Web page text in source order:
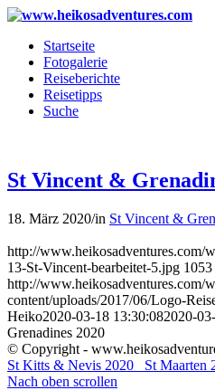
Startseite
Fotogalerie
Reiseberichte
Reisetipps
Suche
St Vincent &
18. März 2020/in St Vincent &
http://www.heikosadventures.com/
13-St-Vincent-bearbeitet-5.jpg 1053
http://www.heikosadventures.com/
content/uploads/2017/06/Logo-
Heiko2020-03-18 13:30:082020-
Grenadines 2020
© Copyright -
St Kitts & Nevis 2020
St Maarten
Nach oben scrollen